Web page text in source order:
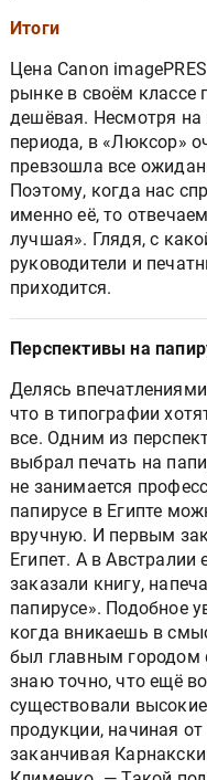
Итоги
Цена Canon
рынке в своём
дешёвая. Несмотря на
периода, в «Люксор»
превзошла все
Поэтому, когда нас
именно её, то
лучшая». Глядя, с
руководители и
приходится.
Перспективы на
Делясь
что в типографии
все. Одним из
выбрал печать на
не занимается
папирусе в Египте
вручную. И первым
Египет. А в Австралии
заказали книгу,
папирусе». Подобное
когда вникаешь в
был главным городом
знаю точно, что ещё
существовали
продукции, начиная
заканчивая